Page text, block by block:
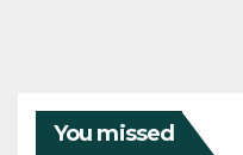
You missed